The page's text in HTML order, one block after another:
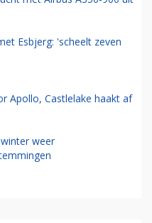
Esbjerg: 'scheelt zeven
Apollo, Castlelake haakt af
weer